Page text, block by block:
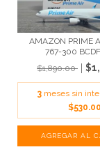
AMAZON PRIME
767-300 BCDF
$1,890.00
3 meses sin
$530.00